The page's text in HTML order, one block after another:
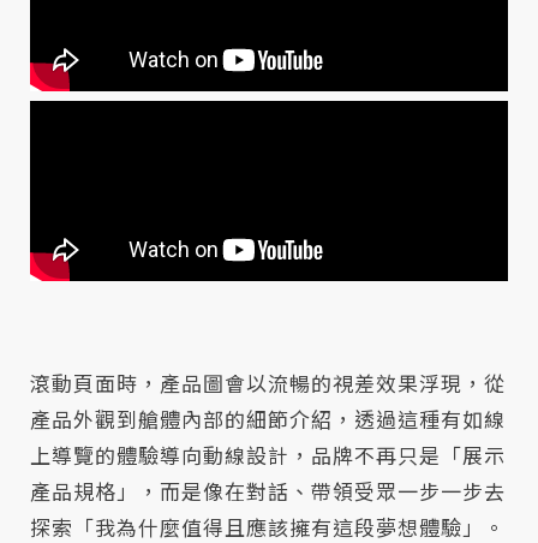
滾動頁面時，產品圖會以流暢的視差效果浮現，從
產品外觀到艙體內部的細節介紹，透過這種有如線
上導覽的體驗導向動線設計，品牌不再只是「展示
產品規格」，而是像在對話、帶領受眾一步一步去
探索「我為什麼值得且應該擁有這段夢想體驗」。